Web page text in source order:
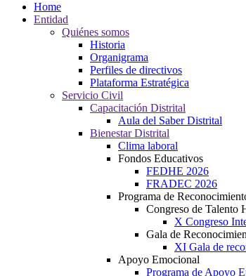
Home
Entidad
Quiénes somos
Historia
Organigrama
Perfiles de directivos
Plataforma Estratégica
Servicio Civil
Capacitación Distrital
Aula del Saber Distrital
Bienestar Distrital
Clima laboral
Fondos Educativos
FEDHE 2026
FRADEC 2026
Programa de
Congreso de Talento
X Congreso
Gala de
XI Gala de
Apoyo Emocional
Programa de Apoyo